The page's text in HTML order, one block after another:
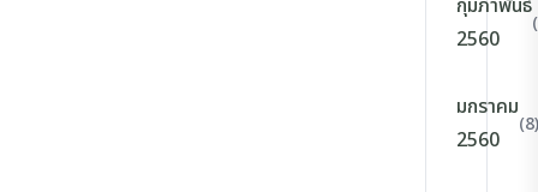
กุมภาพันธ์
2560
มกราคม
2560
(8)